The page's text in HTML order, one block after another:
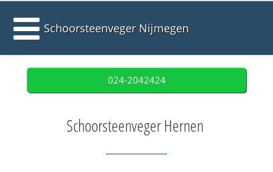
Schoorsteenveger Nijmegen
024-2042424
Schoorsteenveger Hernen